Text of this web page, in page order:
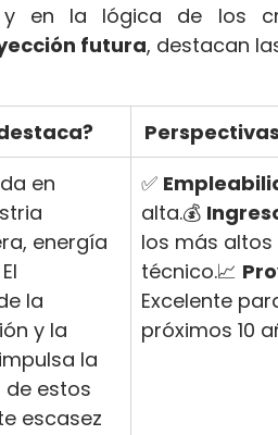
y en la lógica de los
futura, destacan
en
energía
la
y la
la
estos
escasez
✅
alta.💰
los más altos
técnico.📈
Excelente
próximos 10